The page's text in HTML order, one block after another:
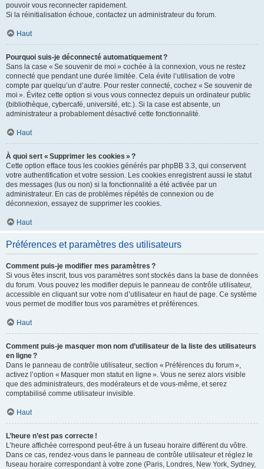
pouvoir vous reconnecter rapidement.
Si la réinitialisation échoue, contactez un administrateur du forum.
Haut
Pourquoi suis-je déconnecté automatiquement ?
Sans la case « Se souvenir de moi » cochée à la connexion, vous ne restez
connecté que pendant une durée limitée. Cela évite l’utilisation de votre
compte par quelqu’un d’autre. Pour rester connecté, cochez « Se souvenir de
moi ». Évitez cette option si vous vous connectez depuis un ordinateur public
(bibliothèque, cybercafé, université, etc.). Si la case est absente, un
administrateur a probablement désactivé cette fonctionnalité.
Haut
À quoi sert « Supprimer les cookies » ?
Cette option efface tous les cookies générés par phpBB 3.3, qui conservent
votre authentification et votre session. Les cookies enregistrent aussi le statut
des messages (lus ou non) si la fonctionnalité a été activée par un
administrateur. En cas de problèmes répétés de connexion ou de
déconnexion, essayez de supprimer les cookies.
Haut
Préférences et paramètres des utilisateurs
Comment puis-je modifier mes paramètres ?
Si vous êtes inscrit, tous vos paramètres sont stockés dans la base de données
du forum. Vous pouvez les modifier depuis le panneau de contrôle utilisateur,
accessible en cliquant sur votre nom d’utilisateur en haut de page. Ce système
vous permet de modifier tous vos paramètres et préférences.
Haut
Comment puis-je masquer mon nom d’utilisateur de la liste des utilisateurs
en ligne ?
Dans le panneau de contrôle utilisateur, section « Préférences du forum »,
activez l’option « Masquer mon statut en ligne ». Vous ne serez alors visible
que des administrateurs, des modérateurs et de vous-même, et serez
comptabilisé comme utilisateur invisible.
Haut
L’heure n’est pas correcte !
L’heure affichée correspond peut-être à un fuseau horaire différent du vôtre.
Dans ce cas, rendez-vous dans le panneau de contrôle utilisateur et réglez le
fuseau horaire correspondant à votre zone (Paris, Londres, New York, Sydney,